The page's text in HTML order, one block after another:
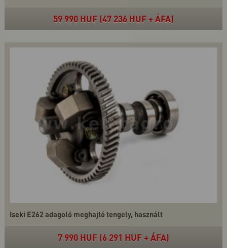
59 990 HUF (47 236 HUF + ÁFA)
Iseki E262 adagoló meghajtó tengely, használt
7 990 HUF (6 291 HUF + ÁFA)